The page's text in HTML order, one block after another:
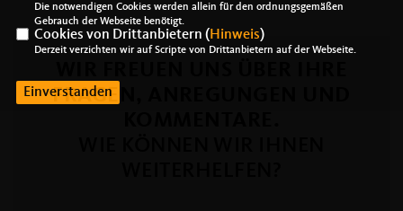
FRAGEN, ANREGUNGEN UND
Die notwendigen Cookies werden allein für den ordnungsgemäßen
Gebrauch der Webseite benötigt.
Cookies von Drittanbietern ( Hinweis)
Derzeit verzichten wir auf Scripte von Drittanbietern auf der Webseite.
Einverstanden